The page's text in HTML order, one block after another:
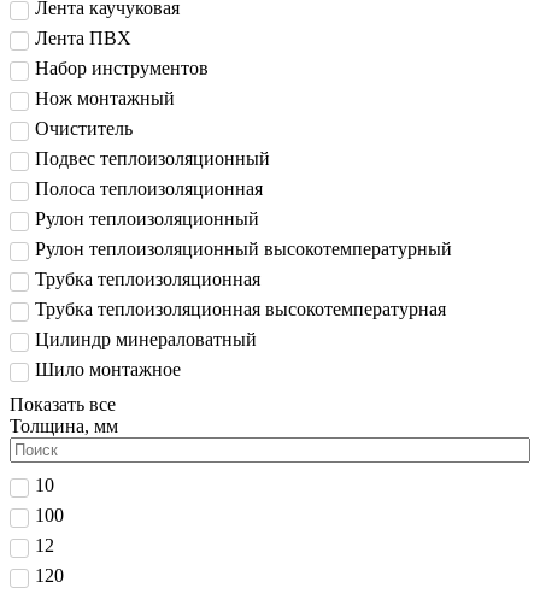
Лента каучуковая
Лента ПВХ
Набор инструментов
Нож монтажный
Очиститель
Подвес теплоизоляционный
Полоса теплоизоляционная
Рулон теплоизоляционный
Рулон теплоизоляционный высокотемпературный
Трубка теплоизоляционная
Трубка теплоизоляционная высокотемпературная
Цилиндр минераловатный
Шило монтажное
Показать все
Толщина, мм
10
100
12
120